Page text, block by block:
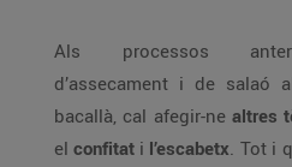
Als processos
d’assecament i de salaó
bacallà, cal afegir-ne altres
el confitat i l’escabetx. Tot i